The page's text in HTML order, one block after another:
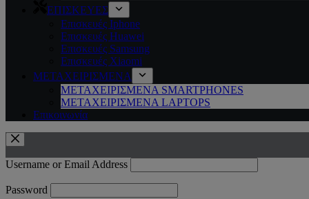
ΕΠΙΣΚΕΥΕΣ
Επισκευές Iphone
Επισκευές Huawei
Επισκευές Samsung
Επισκευές Xiaomi
ΜΕΤΑΧΕΙΡΙΣΜΕΝΑ
ΜΕΤΑΧΕΙΡΙΣΜΕΝΑ SMARTPHONES
ΜΕΤΑΧΕΙΡΙΣΜΕΝΑ LAPTOPS
Επικοινωνία
Username or Email Address
Password